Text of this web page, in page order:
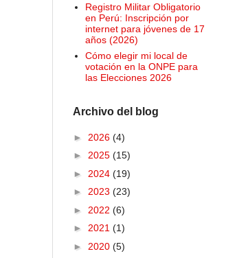
Registro Militar Obligatorio
en Perú: Inscripción por
internet para jóvenes de 17
años (2026)
Cómo elegir mi local de
votación en la ONPE para
las Elecciones 2026
Archivo del blog
► 2026 (4)
► 2025 (15)
► 2024 (19)
► 2023 (23)
► 2022 (6)
► 2021 (1)
► 2020 (5)